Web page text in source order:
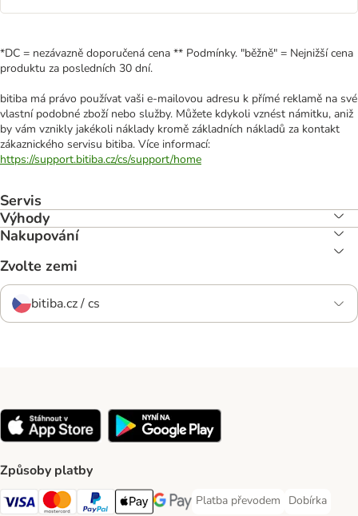
*DC = nezávazně doporučená cena ** Podmínky. "běžně" = Nejnižší cena
produktu za posledních 30 dní.
bitiba má právo používat vaši e-mailovou adresu k přímé reklamě na své
vlastní podobné zboží nebo služby. Můžete kdykoli vznést námitku, aniž
by vám vznikly jakékoli náklady kromě základních nákladů za kontakt
zákaznického servisu bitiba. Více informací:
https://support.bitiba.cz/cs/support/home
Servis
Výhody
Nakupování
Zvolte zemi
bitiba.cz / cs
Způsoby platby
Visa Payment Method
mastercard Payment Method
PayPal Payment Method
Apple pay Payment Method
Google Pay Payment Method
Platba převodem
Platba převodem Payment
Dobírka
Dobírka